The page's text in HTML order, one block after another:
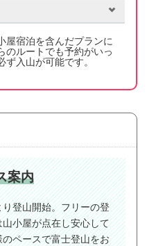
宿泊を含んだプランに
のルートでも予約がいっ
入山が可能です。
案内
登山開始。フリーの登
小屋が点在し安心して
ペースで富士登山をお